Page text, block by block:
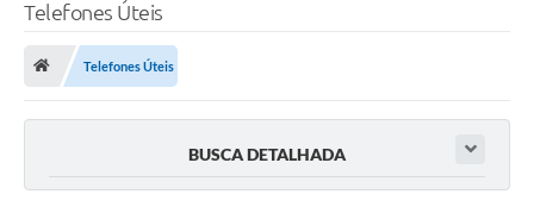
PROTOCOLO ELETRÔNICO
Telefones Úteis
Telefones Úteis
BUSCA DETALHADA